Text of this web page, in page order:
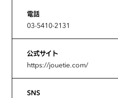
電話
03-5410-2131
公式サイト
https://jouetie.com/
SNS